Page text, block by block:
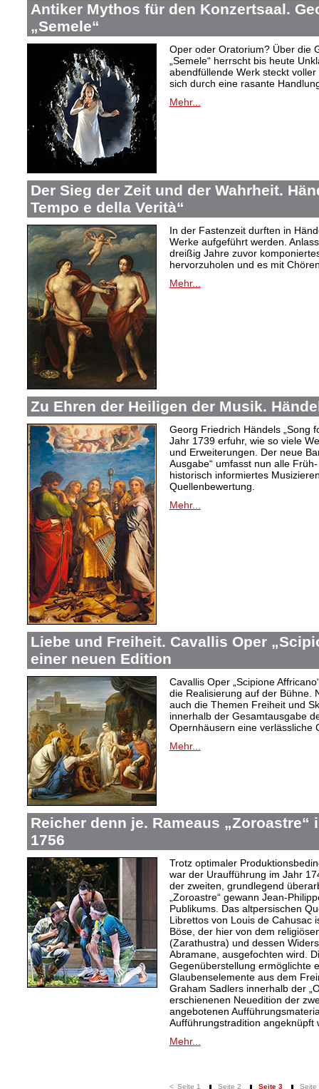
Antiker Mythos für den Konzertsaal.
„Semele“
Oper oder Oratorium? Über die
„Semele“ herrscht bis heute
abendfüllende Werk steckt
sich durch eine rasante
Mehr...
Der Sieg der Zeit und der Wahrheit.
Tempo e della Verità“
In der Fastenzeit durften in
Werke aufgeführt werden.
dreißig Jahre zuvor
hervorzuholen und es mit
Mehr...
Zu Ehren der Heiligen der Musik.
Georg Friedrich Händels „Song
Jahr 1739 erfuhr, wie so viele
und Erweiterungen. Der neue
Ausgabe“ umfasst nun alle
historisch informiertes
Quellenbewertung.
Mehr...
Liebe und Freiheit. Cavallis Oper
einer neuen Edition
Cavallis Oper „Scipione
die Realisierung auf der Bühne.
auch die Themen Freiheit und
innerhalb der Gesamtausgabe
Opernhäusern eine verlässliche
Mehr...
Reicher denn je. Rameaus „Zoroastre“
1756
Trotz optimaler
war der Uraufführung im Jahr
der zweiten, grundlegend
„Zoroastre“ gewann Jean-
Publikums. Das altpersischen
Librettos von Louis de Cahusac
Böse, der hier von dem
(Zarathustra) und dessen
Abramane, ausgefochten wird.
Gegenüberstellung ermöglichte
Glaubenselemente aus dem
Graham Sadlers innerhalb der
erschienenen Neuedition der
angebotenen
Aufführungstradition angeknüpft
Mehr...
< Seite 1 Seite 2 Seite 3 Seite